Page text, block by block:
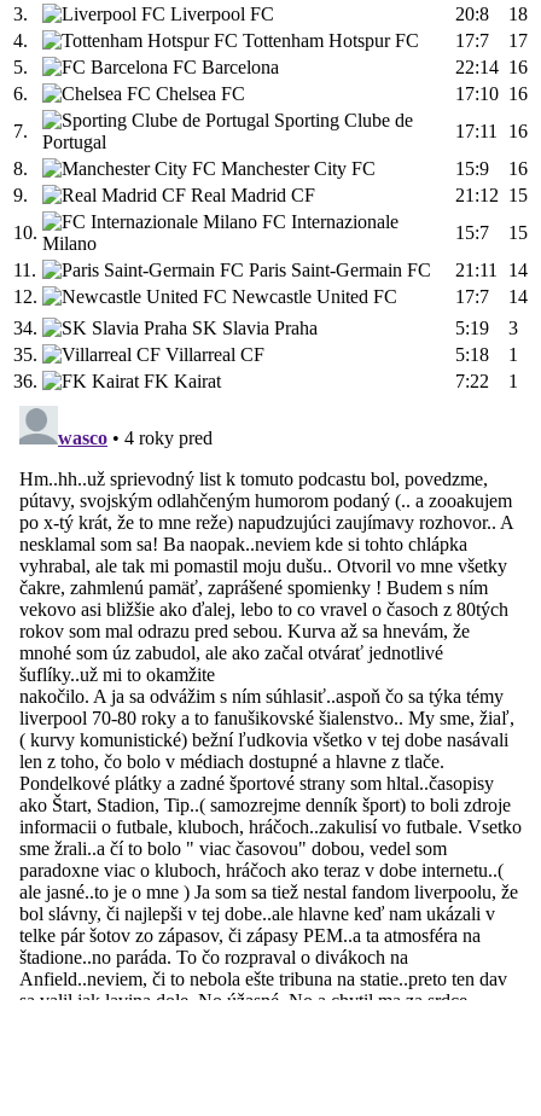
3.
Liverpool FC 20:8
18
4.
Tottenham Hotspur FC 17:7
17
5.
FC Barcelona 22:14 16
6.
Chelsea FC 17:10 16
7.
Sporting Clube de
Portugal
17:11
16
8.
Manchester City FC 15:9
16
9.
Real Madrid CF 21:12 15
10.
FC Internazionale
Milano
15:7
15
11.
Paris Saint-Germain FC 21:11
14
12.
Newcastle United FC 17:7
14
34.
SK Slavia Praha 5:19
3
35.
Villarreal CF 5:18
1
36.
FK Kairat 7:22 1